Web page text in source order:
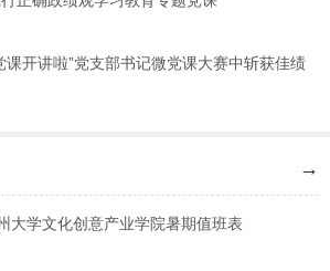
课开讲啦”党支部书记微党课大赛中斩获佳绩
→
大学文化创意产业学院暑期值班表